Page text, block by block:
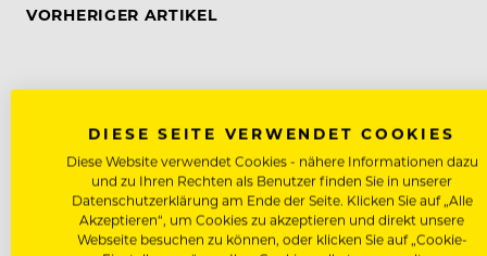
VORHERIGER ARTIKEL
DAS KÖNNTE DICH AUCH
DIESE SEITE VERWENDET COOKIES
Diese Website verwendet Cookies - nähere Informationen dazu
und zu Ihren Rechten als Benutzer finden Sie in unserer
Datenschutzerklärung am Ende der Seite. Klicken Sie auf „Alle
Akzeptieren“, um Cookies zu akzeptieren und direkt unsere
Webseite besuchen zu können, oder klicken Sie auf „Cookie-